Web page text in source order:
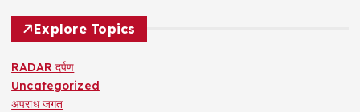
Explore Topics
RADAR दर्पण
Uncategorized
अपराध जगत